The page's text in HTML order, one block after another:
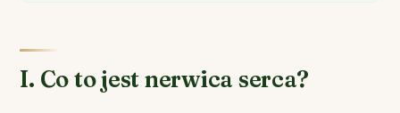
I. Co to jest nerwica serca?